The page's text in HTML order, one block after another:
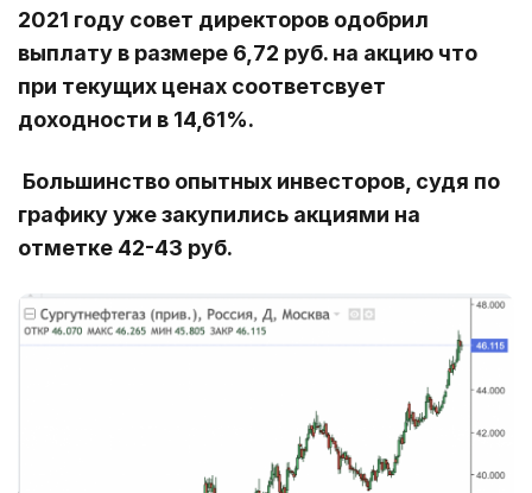
2021 году совет директоров одобрил
выплату в размере 6,72 руб. на акцию что
при текущих ценах соответсвует
доходности в 14,61%.
Большинство опытных инвесторов, судя по
графику уже закупились акциями на
отметке 42-43 руб.